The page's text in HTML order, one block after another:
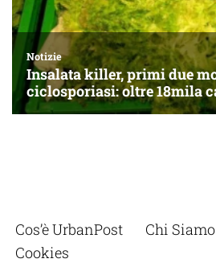
Cos’è UrbanPost Chi Siamo
Cookies